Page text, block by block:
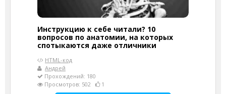
Инструкцию к себе читали? 10
вопросов по анатомии, на которых
спотыкаются даже отличники
HTML-код
Андрей
Прохождений: 180
Просмотров: 502
1